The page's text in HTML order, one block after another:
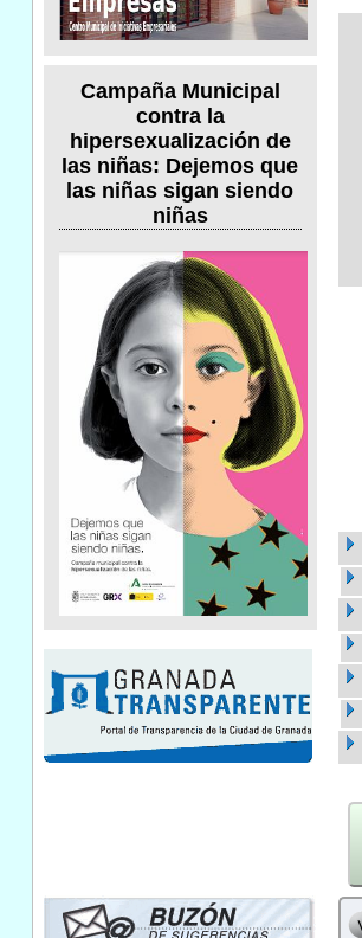
Campaña Municipal
contra la
hipersexualización de
las niñas: Dejemos que
las niñas sigan siendo
niñas